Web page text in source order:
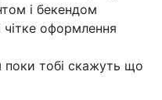
і бекендом
оформлення
тобі скажуть що